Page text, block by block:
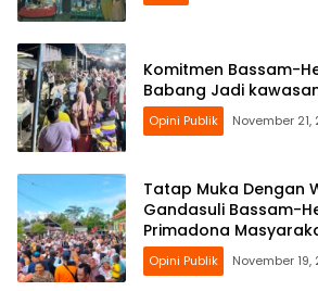
Komitmen Bassam-Helmi
Babang Jadi
Opini Publik November 21,
Tatap Muka Dengan
Gandasuli Bassam-
Primadona
Opini Publik November 19,